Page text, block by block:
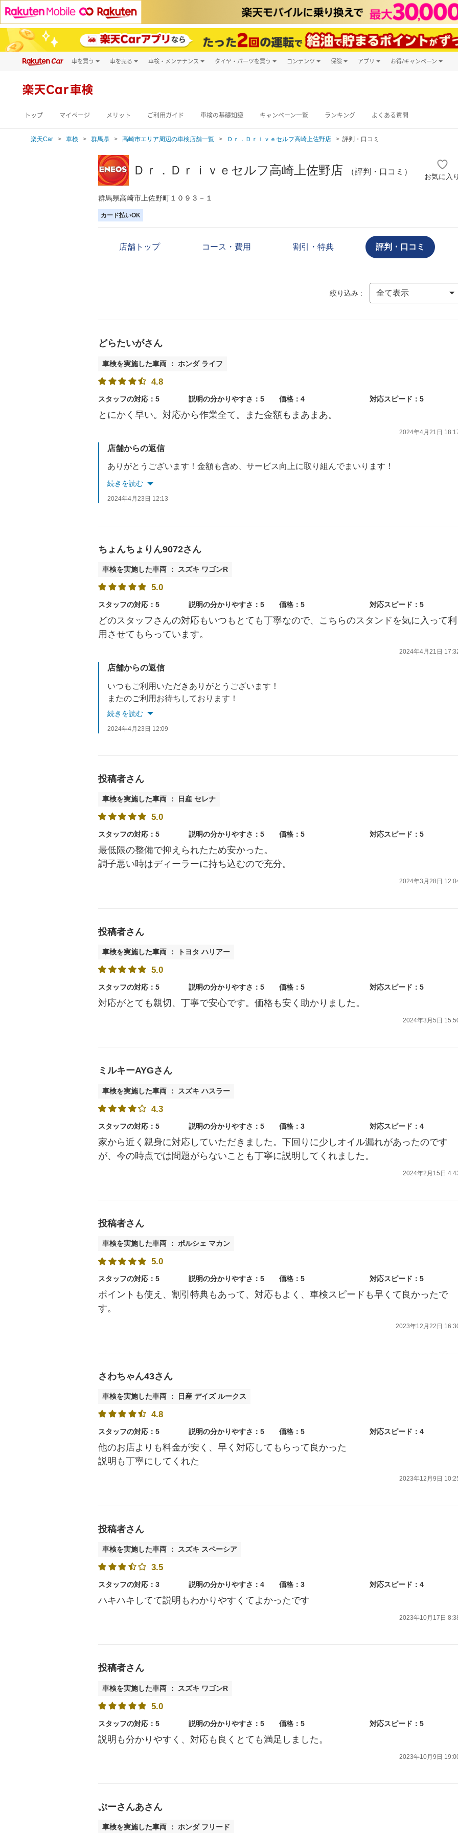
車を買う
新車
車を売る 車検・メンテナンス タイヤ・パーツを買う コンテンツ 保険 アプリ お得/キャンペーン
楽天Car車検
トップ マイページ メリット ご利用ガイド 車検の基礎知識 キャンペーン一覧 ランキング よくある質問
楽天Car 車検 群馬県 高崎市エリア周辺の車検店舗一覧 Ｄｒ．Ｄｒｉｖｅセルフ高崎上佐野店 評判・口コミ
Ｄｒ．Ｄｒｉｖｅセルフ高崎上佐野店 （評判・口コミ）
お気に入
群馬県高崎市上佐野町１０９３－１
カード払いOK
店舗トップ コース・費用 割引・特典 評判・口コミ
絞り込み :
どらたいがさん
車検を実施した車両 ： ホンダ ライフ
4.8
スタッフの対応：5 説明の分かりやすさ：5 価格：4 対応スピード：5
とにかく早い。対応から作業全て。また金額もまあまあ。
2024年4月21日
店舗からの返信
ありがとうございます！金額も含め、サービス向上に取り組んでまいります！
続きを読む
2024年4月23日 12:13
ちょんちょりん9072さん
車検を実施した車両 ： スズキ ワゴンR
5.0
スタッフの対応：5 説明の分かりやすさ：5 価格：5 対応スピード：5
どのスタッフさんの対応もいつもとても丁寧なので、こちらのスタンドを気に入って利
用させてもらっています。
2024年4月21日
店舗からの返信
いつもご利用いただきありがとうございます！
またのご利用お待ちしております！
続きを読む
2024年4月23日 12:09
投稿者さん
車検を実施した車両 ： 日産 セレナ
5.0
スタッフの対応：5 説明の分かりやすさ：5 価格：5 対応スピード：5
最低限の整備で抑えられたため安かった。
調子悪い時はディーラーに持ち込むので充分。
2024年3月28日
投稿者さん
車検を実施した車両 ： トヨタ ハリアー
5.0
スタッフの対応：5 説明の分かりやすさ：5 価格：5 対応スピード：5
対応がとても親切、丁寧で安心です。価格も安く助かりました。
2024年3月5日
ミルキーAYGさん
車検を実施した車両 ： スズキ ハスラー
4.3
スタッフの対応：5 説明の分かりやすさ：5 価格：3 対応スピード：4
家から近く親身に対応していただきました。下回りに少しオイル漏れがあったのです
が、今の時点では問題がらないことも丁寧に説明してくれました。
2024年2月15日
投稿者さん
車検を実施した車両 ： ポルシェ マカン
5.0
スタッフの対応：5 説明の分かりやすさ：5 価格：5 対応スピード：5
ポイントも使え、割引特典もあって、対応もよく、車検スピードも早くて良かったで
す。
2023年12月22日
さわちゃん43さん
車検を実施した車両 ： 日産 デイズ ルークス
4.8
スタッフの対応：5 説明の分かりやすさ：5 価格：5 対応スピード：4
他のお店よりも料金が安く、早く対応してもらって良かった
説明も丁寧にしてくれた
2023年12月9日
投稿者さん
車検を実施した車両 ： スズキ スペーシア
3.5
スタッフの対応：3 説明の分かりやすさ：4 価格：3 対応スピード：4
ハキハキしてて説明もわかりやすくてよかったです
2023年10月17日
投稿者さん
車検を実施した車両 ： スズキ ワゴンR
5.0
スタッフの対応：5 説明の分かりやすさ：5 価格：5 対応スピード：5
説明も分かりやすく、対応も良くとても満足しました。
2023年10月9日
ぷーさんあさん
車検を実施した車両 ： ホンダ フリード